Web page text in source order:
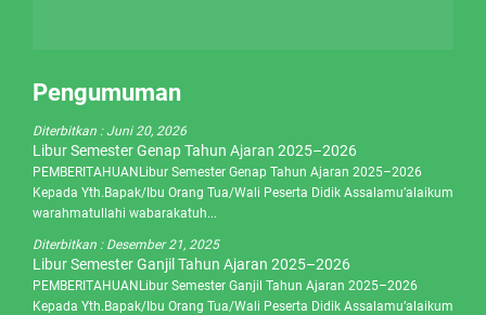
Pengumuman
Diterbitkan :Juni 20, 2026
Libur Semester Genap Tahun Ajaran 2025–2026
PEMBERITAHUANLibur Semester Genap Tahun Ajaran 2025–2026
Kepada Yth.Bapak/Ibu Orang Tua/Wali Peserta Didik Assalamu’alaikum
warahmatullahi wabarakatuh...
Diterbitkan : Desember 21, 2025
Libur Semester Ganjil Tahun Ajaran 2025–2026
PEMBERITAHUANLibur Semester Ganjil Tahun Ajaran 2025–2026
Kepada Yth.Bapak/Ibu Orang Tua/Wali Peserta Didik Assalamu’alaikum